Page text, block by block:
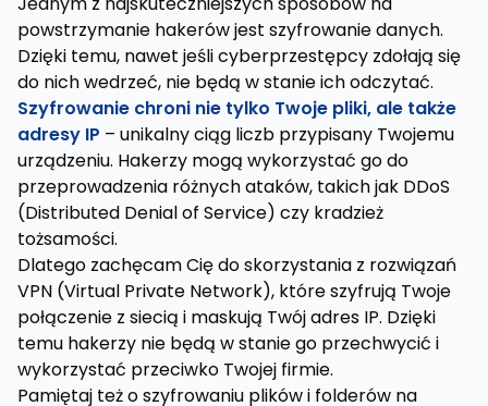
powstrzymanie hakerów jest szyfrowanie danych.
Dzięki temu, nawet jeśli cyberprzestępcy zdołają się
do nich wedrzeć, nie będą w stanie ich odczytać.
Szyfrowanie chroni nie tylko Twoje pliki, ale także
adresy IP – unikalny ciąg liczb przypisany Twojemu
urządzeniu. Hakerzy mogą wykorzystać go do
przeprowadzenia różnych ataków, takich jak DDoS
(Distributed Denial of Service) czy kradzież
tożsamości.
Dlatego zachęcam Cię do skorzystania z rozwiązań
VPN (Virtual Private Network), które szyfrują Twoje
połączenie z siecią i maskują Twój adres IP. Dzięki
temu hakerzy nie będą w stanie go przechwycić i
wykorzystać przeciwko Twojej firmie.
Pamiętaj też o szyfrowaniu plików i folderów na